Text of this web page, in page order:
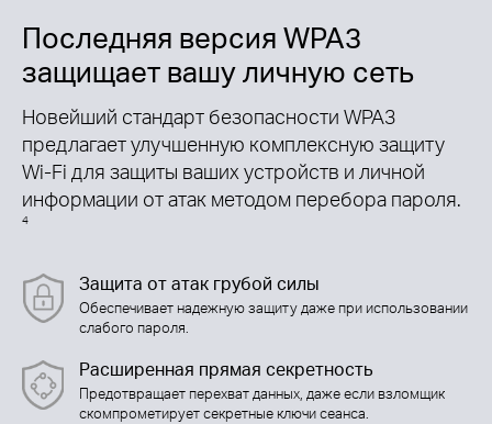
Последняя версия WPA3
защищает вашу личную сеть
Новейший стандарт безопасности WPA3
предлагает улучшенную комплексную защиту
Wi-Fi для защиты ваших устройств и личной
информации от атак методом перебора пароля.
4
Защита от атак грубой силы
Обеспечивает надежную защиту даже при использовании
слабого пароля.
Расширенная прямая секретность
Предотвращает перехват данных, даже если взломщик
скомпрометирует секретные ключи сеанса.